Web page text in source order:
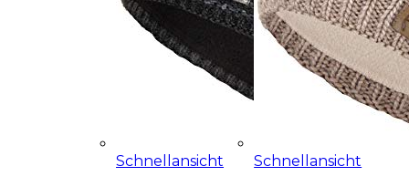
Schnellansicht Schnellansicht